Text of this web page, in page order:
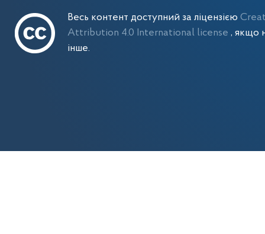
Весь контент доступний за ліцензією
Attribution 4.0 International license, якщо
інше.